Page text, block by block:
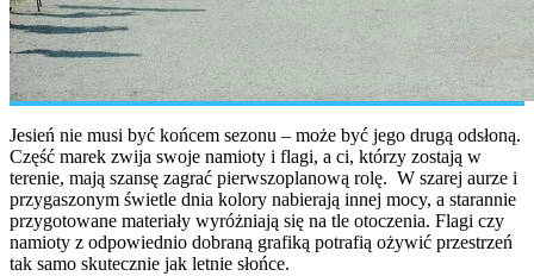
Jesień nie musi być końcem sezonu – może być jego drugą odsłoną.
Część marek zwija swoje namioty i flagi, a ci, którzy zostają w
terenie, mają szansę zagrać pierwszoplanową rolę. W szarej aurze i
przygaszonym świetle dnia kolory nabierają innej mocy, a starannie
przygotowane materiały wyróżniają się na tle otoczenia. Flagi czy
namioty z odpowiednio dobraną grafiką potrafią ożywić przestrzeń
tak samo skutecznie jak letnie słońce.